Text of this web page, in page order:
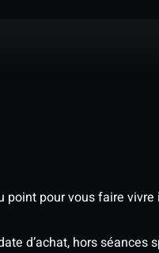
point pour vous faire
d’achat, hors